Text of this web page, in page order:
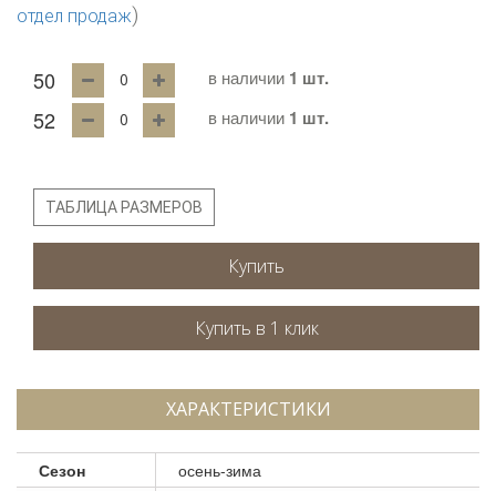
отдел продаж)
50 в наличии 1 шт.
52 в наличии 1 шт.
ТАБЛИЦА РАЗМЕРОВ
Купить
ХАРАКТЕРИСТИКИ
Сезон
осень-зима